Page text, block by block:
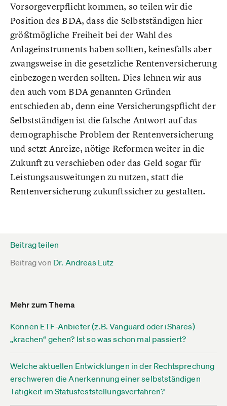
Vorsorgeverpflicht kommen, so teilen wir die
Position des BDA, dass die Selbstständigen hier
größtmögliche Freiheit bei der Wahl des
Anlageinstruments haben sollten, keinesfalls aber
zwangsweise in die gesetzliche Rentenversicherung
einbezogen werden sollten. Dies lehnen wir aus
den auch vom BDA genannten Gründen
entschieden ab, denn eine Versicherungspflicht der
Selbstständigen ist die falsche Antwort auf das
demographische Problem der Rentenversicherung
und setzt Anreize, nötige Reformen weiter in die
Zukunft zu verschieben oder das Geld sogar für
Leistungsausweitungen zu nutzen, statt die
Rentenversicherung zukunftssicher zu gestalten.
Beitrag teilen
Beitrag von Dr. Andreas Lutz
Mehr zum Thema
Können ETF-Anbieter (z.B. Vanguard oder iShares)
„krachen“ gehen? Ist so was schon mal passiert?
Welche aktuellen Entwicklungen in der Rechtsprechung
erschweren die Anerkennung einer selbstständigen
Tätigkeit im Statusfeststellungsverfahren?